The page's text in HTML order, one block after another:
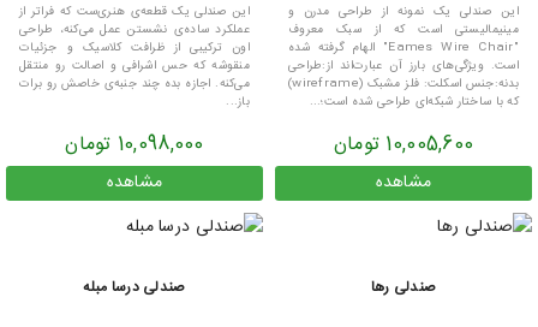
این صندلی یک نمونه از طراحی مدرن و
مینیمالیستی است که از سبک معروف
"Eames Wire Chair" الهام گرفته شده
است. ویژگی‌های بارز آن عبارت‌اند از:طراحی
بدنه:جنس اسکلت: فلز مشبک (wireframe)
که با ساختار شبکه‌ای طراحی شده است؛...
10,005,600 تومان
مشاهده
این صندلی یک قطعه‌ی هنری‌ست که فراتر از
عملکرد ساده‌ی نشستن عمل می‌کنه، طراحی
اون ترکیبی از ظرافت کلاسیک و جزئیات
منقوشه که حس اشرافی و اصالت رو منتقل
می‌کنه. اجازه بده چند جنبه‌ی خاصش رو برات
باز...
10,098,000 تومان
مشاهده
صندلی رها صندلی درسا مبله